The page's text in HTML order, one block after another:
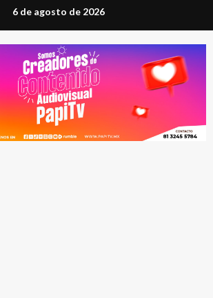
6 de agosto de 2026